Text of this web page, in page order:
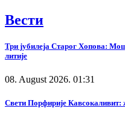
Вести
Три јубилеја Старог Хопова:
литије
08. August 2026. 01:31
Свети Порфирије Кавсокаливит: